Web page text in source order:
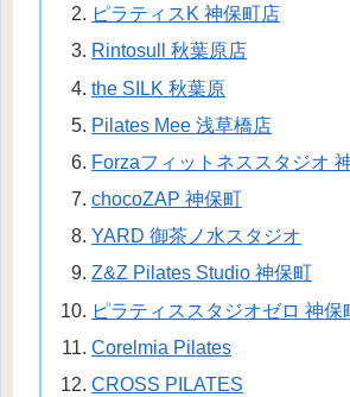
ピラティスK 神保町店
Rintosull 秋葉原店
the SILK 秋葉原
Pilates Mee 浅草橋店
Forzaフィットネススタジオ
chocoZAP 神保町
YARD 御茶ノ水スタジオ
Z&Z Pilates Studio 神保町
ピラティススタジオゼロ 神保
Corelmia Pilates
CROSS PILATES